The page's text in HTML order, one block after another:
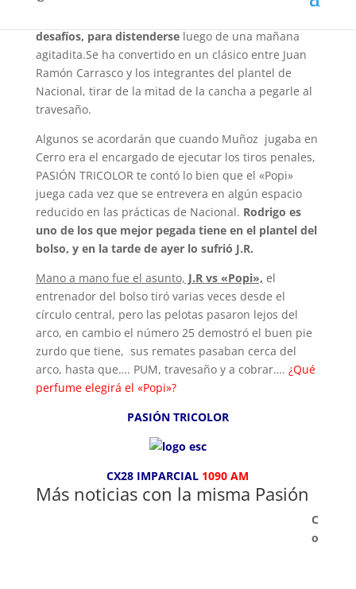
desafíos, para distenderseluego de una mañana
agitadita.Se ha convertido en un clásico entre Juan
Ramón Carrasco y los integrantes del plantel de
Nacional, tirar de la mitad de la cancha a pegarle al
travesaño.
Algunos se acordarán que cuando Muñoz jugaba en
Cerro era el encargado de ejecutar los tiros penales,
PASIÓN TRICOLOR te contó lo bien que el «Popi»
juega cada vez que se entrevera en algún espacio
reducido en las prácticas de Nacional. Rodrigo es
uno de los que mejor pegada tiene en el plantel del
bolso, y en la tarde de ayer lo sufrió J.R.
Mano a mano fue el asunto, J.R vs «Popi», el
entrenador del bolso tiró varias veces desde el
círculo central, pero las pelotas pasaron lejos del
arco, en cambio el número 25 demostró el buen pie
zurdo que tiene, sus remates pasaban cerca del
arco, hasta que…. PUM, travesaño y a cobrar…. ¿Qué
perfume elegirá el «Popi»?
PASIÓN TRICOLOR
CX28 IMPARCIAL 1090 AM
Más noticias con la misma Pasión
C
o